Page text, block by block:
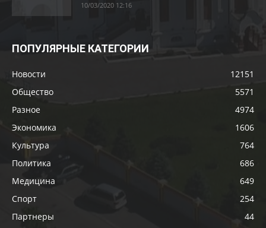
10/03/2020 12:16
ПОПУЛЯРНЫЕ КАТЕГОРИИ
Новости
12151
Общество
5571
Разное
4974
Экономика
1606
Культура
764
Политика
686
Медицина
649
Спорт
254
Партнеры
44